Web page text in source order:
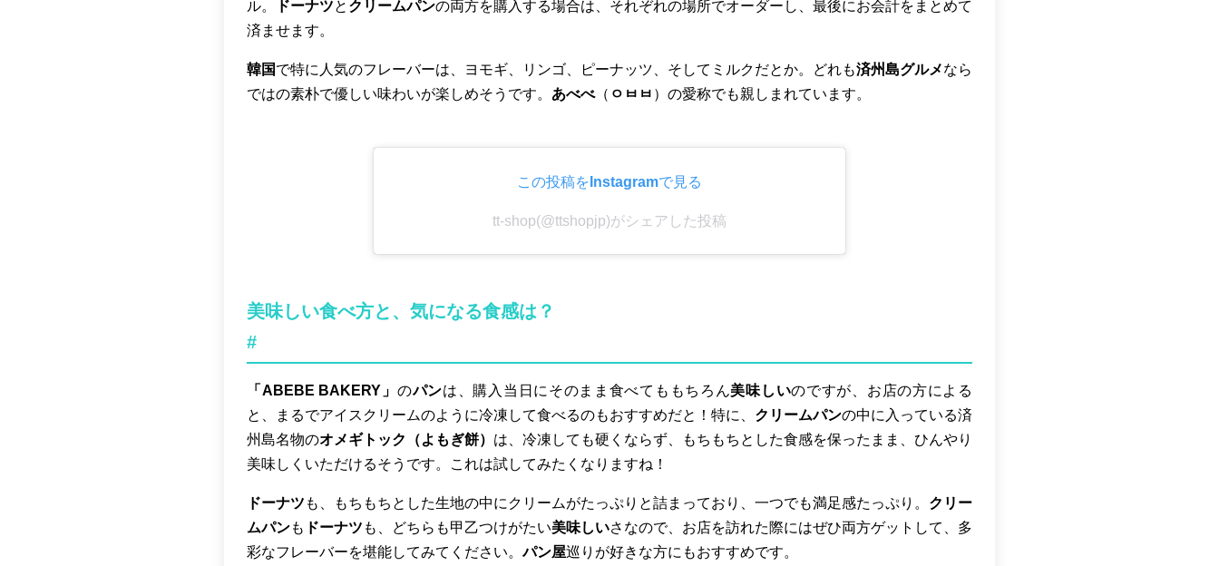
ル。
ドーナツと クリームパンの両方を購入する場合は、それぞれの場所でオーダーし、最後にお会計をまとめて
済ませます。
韓国で特に人気のフレーバーは、ヨモギ、リンゴ、ピーナッツ、そしてミルクだとか。どれも済州島グルメなら
ではの素朴で優しい味わいが楽しめそうです。 あべべ（ ㅇㅂㅂ ）の愛称でも親しまれています。
この投稿をInstagramで見る
tt-shop(@ttshopjp)がシェアした投稿
美味しい食べ方と、気になる食感は？
#
「ABEBE BAKERY」 のパンは、購入当日にそのまま食べてももちろん美味しいのですが、お店の方による
と、まるでアイスクリームのように冷凍して食べるのもおすすめだと！特に、 クリームパンの中に入っている済
州島名物のオメギトック（よもぎ餅） は、冷凍しても硬くならず、もちもちとした食感を保ったまま、ひんやり
美味しくいただけるそうです。これは試してみたくなりますね！
ドーナツ も、もちもちとした生地の中にクリームがたっぷりと詰まっており、一つでも満足感たっぷり。 クリー
ムパンも ドーナツ も、どちらも甲乙つけがたい美味しいさなので、お店を訪れた際にはぜひ両方ゲットして、多
彩なフレーバーを堪能してみてください。パン屋巡りが好きな方にもおすすめです。